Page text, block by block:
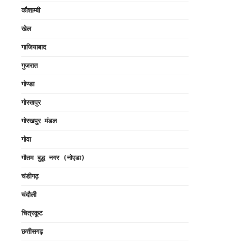
कौशाम्बी
खेल
गाजियाबाद
गुजरात
गोण्डा
गोरखपुर
गोरखपुर मंडल
गोवा
गौतम बुद्ध नगर (नोएडा)
चंडीगढ़
चंदौली
चित्रकूट
छत्तीसगढ़